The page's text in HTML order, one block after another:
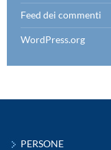
Feed dei commenti
WordPress.org
PERSONE